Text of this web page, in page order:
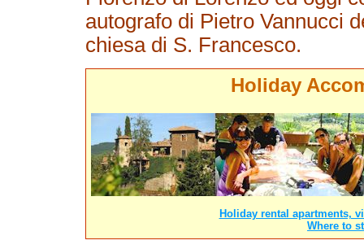
autografo di Pietro Vannucci
chiesa di S. Francesco.
Holiday
Holiday rental apartments,
Where to